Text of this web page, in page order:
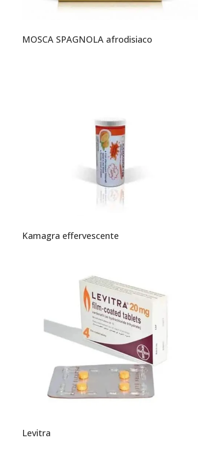
MOSCA SPAGNOLA afrodisiaco
Kamagra effervescente
Levitra